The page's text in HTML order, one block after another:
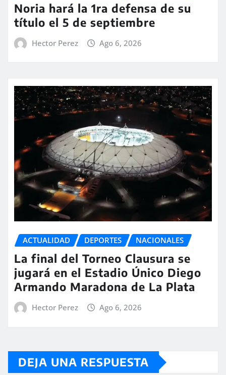
Noria hará la 1ra defensa de su
título el 5 de septiembre
Hector Perez Ago 6, 2026
ACTUALIDAD DEPORTES NACIONALES
La final del Torneo Clausura se
jugará en el Estadio Único Diego
Armando Maradona de La Plata
Hector Perez Ago 6, 2026
DEJA UNA RESPUESTA